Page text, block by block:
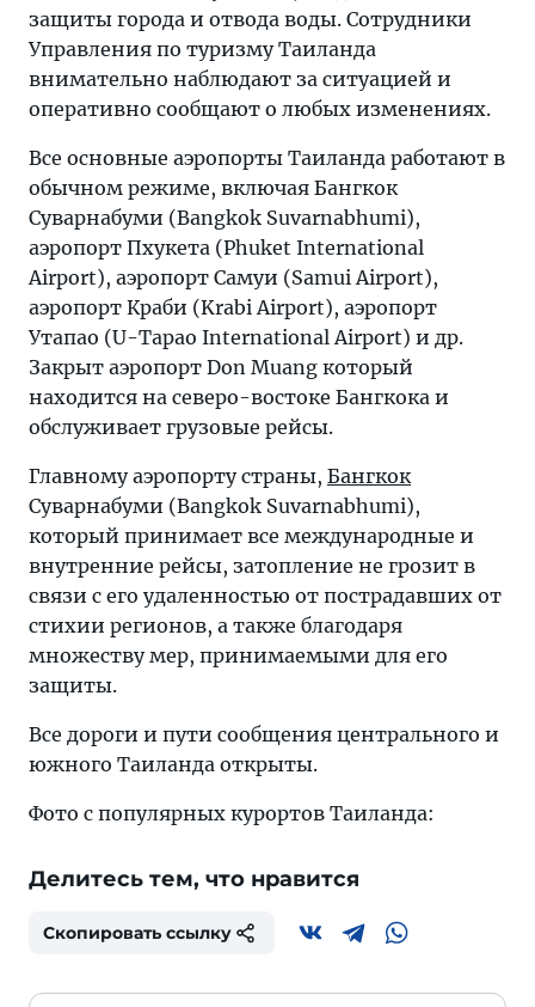
защиты города и отвода воды. Сотрудники
Управления по туризму Таиланда
внимательно наблюдают за ситуацией и
оперативно сообщают о любых изменениях.
Все основные аэропорты Таиланда работают в
обычном режиме, включая Бангкок
Суварнабуми (Bangkok Suvarnabhumi),
аэропорт Пхукета (Phuket International
Airport), аэропорт Самуи (Samui Airport),
аэропорт Краби (Krabi Airport), аэропорт
Утапао (U-Tapao International Airport) и др.
Закрыт аэропорт Don Muang который
находится на северо-востоке Бангкока и
обслуживает грузовые рейсы.
Главному аэропорту страны, Бангкок
Суварнабуми (Bangkok Suvarnabhumi),
который принимает все международные и
внутренние рейсы, затопление не грозит в
связи с его удаленностью от пострадавших от
стихии регионов, а также благодаря
множеству мер, принимаемыми для его
защиты.
Все дороги и пути сообщения центрального и
южного Таиланда открыты.
Фото с популярных курортов Таиланда:
Делитесь тем, что нравится
Скопировать ссылку